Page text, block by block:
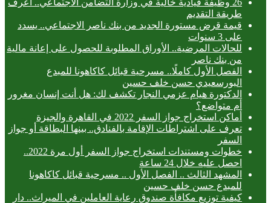
26 وظيفة قيادية خالية في وزارة التضامن الاجتماعي.. اعرف
طريقة التقديم
قيمة قرض مستورة الجديد من بنك ناصر الاجتماعي.. يسدد
على 3 سنوات
للحالات المرضية.. الأوراق المطلوبة للحصول على إعانة مالية
من بنك ناصر
الفصل الأول كاملًا.. مسرحية قبائل كاكاهونا للمبدع
البورسعيدي حسن خلف حسين
الدكتورة هيام عزمي النجار تكشف لك: هل أنت إنسان مغرور
أم متواضع؟
أماكن استخراج جواز السفر 2022 في القاهرة والجيزة
تعرف على اشتراطات الإقامة بالفنادق.. بينها البطاقة أو جواز
السفر
خطوات ومستندات استخراج جواز السفر أول مرة 2022..
احصل عليه خلال 24 ساعة
المشهد الثالث .. الفصل الأول .. مسرحية قبائل كاكاهونا
للمبدع حسن خلف حسين
كيفية توزيع مكافأة صندوق رعاية العاملين في الميراث.. دار